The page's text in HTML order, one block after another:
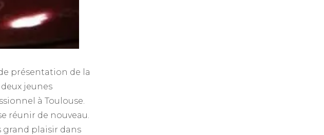
présentation de la
jeunes
à Toulouse.
réunir de nouveau.
plaisir dans